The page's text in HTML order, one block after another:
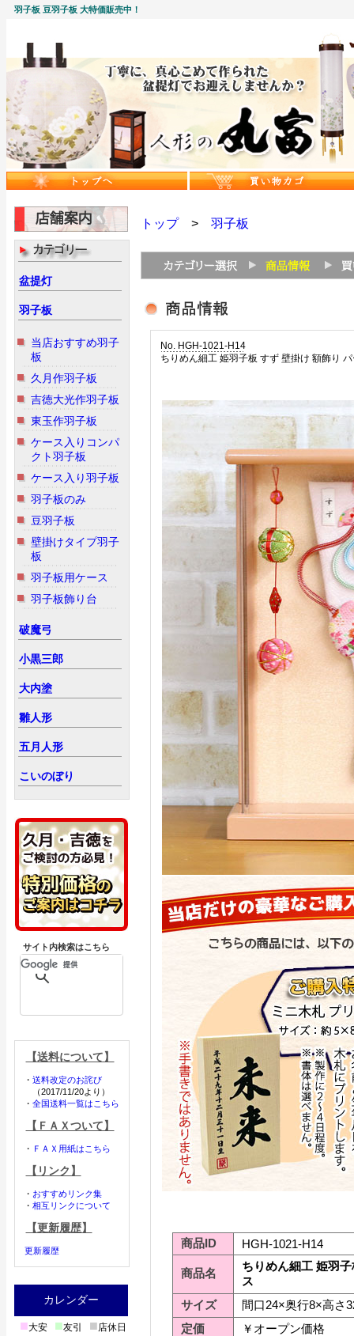
羽子板 豆羽子板 大特価販売中！
盆提灯
羽子板
当店おすすめ羽子
板
久月作羽子板
吉徳大光作羽子板
東玉作羽子板
ケース入りコンパ
クト羽子板
ケース入り羽子板
羽子板のみ
豆羽子板
壁掛けタイプ羽子
板
羽子板用ケース
羽子板飾り台
破魔弓
小黒三郎
大内塗
雛人形
五月人形
こいのぼり
サイト内検索はこちら
【送料について】
・ 送料改定のお詫び
（2017/11/20より）
・ 全国送料一覧はこちら
【ＦＡＸついて】
・ ＦＡＸ用紙はこちら
【リンク】
・ おすすめリンク集
・ 相互リンクについて
【更新履歴】
更新履歴
カレンダー
■大安 ■友引 ■店休日
トップ> 羽子板
No. HGH-1021-H14
ちりめん細工 姫羽子板 すず 壁掛け 額飾り
商品ID HGH-1021-H14
商品名
ちりめん細工 姫羽
ス
サイズ
間口24×奥行8×高さ
定価
￥オープン価格